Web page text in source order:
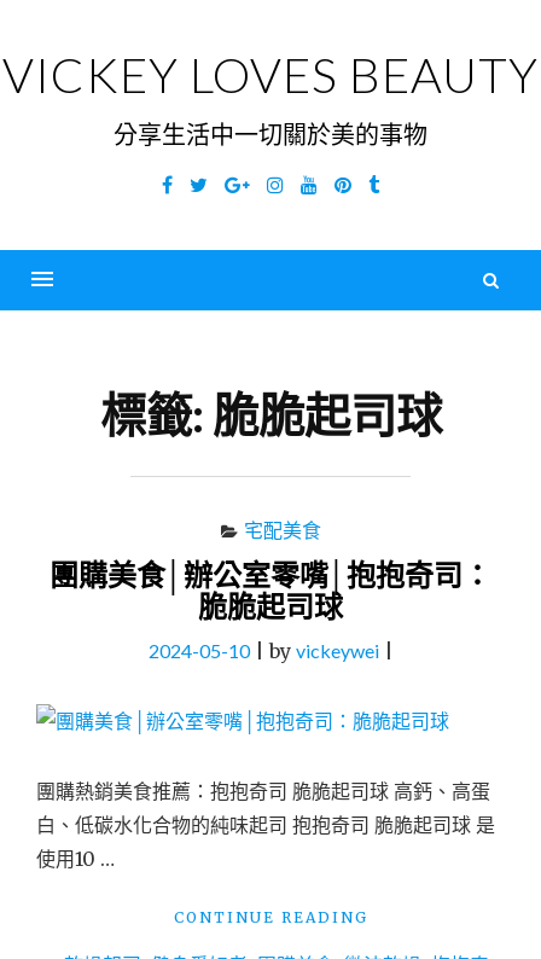
content
VICKEY LOVES BEAUTY
分享生活中一切關於美的事物
Facebook
TwitterGoogleInstagramYouTubePinterest
Tumblr
標籤: 脆脆起司球
宅配美食
團購美食│辦公室零嘴│抱抱奇司：
脆脆起司球
2024-05-10|by vickeywei|
團購熱銷美食推薦：抱抱奇司 脆脆起司球 高鈣、高蛋
白、低碳水化合物的純味起司 抱抱奇司 脆脆起司球 是
使用10 …
CONTINUE READING